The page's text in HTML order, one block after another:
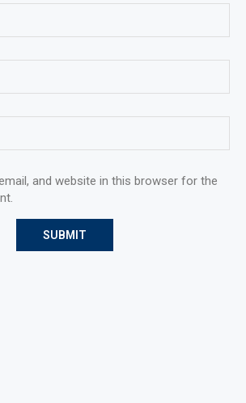
and website in this browser for the